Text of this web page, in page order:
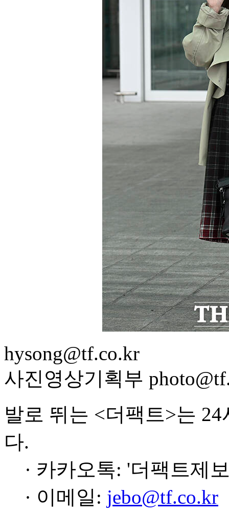
hysong@tf.co.kr
사진영상기획부
발로 뛰는 <더팩트>는
다.
· 카카오톡: '더팩트제
· 이메일: jebo@tf.co.kr